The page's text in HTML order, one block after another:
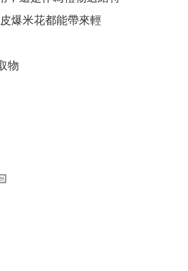
爆米花都能帶來輕
物